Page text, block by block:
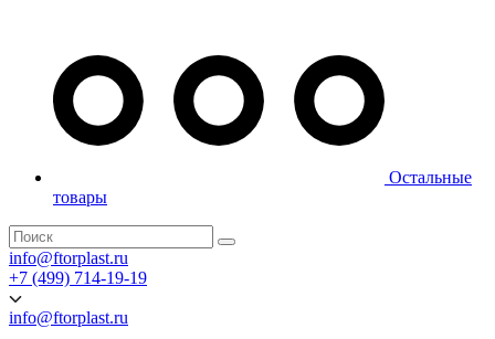
Остальные
товары
info@ftorplast.ru
+7 (499) 714-19-19
info@ftorplast.ru